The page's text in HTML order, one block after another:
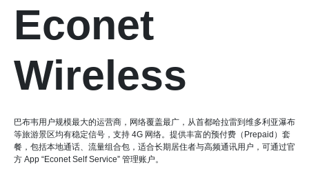
Econet
Wireless
巴布韦用户规模最大的运营商，网络覆盖最广，从首都哈拉雷到维多利亚瀑布
等旅游景区均有稳定信号，支持 4G 网络。提供丰富的预付费（Prepaid）套
餐，包括本地通话、流量组合包，适合长期居住者与高频通讯用户，可通过官
方 App “Econet Self Service” 管理账户。